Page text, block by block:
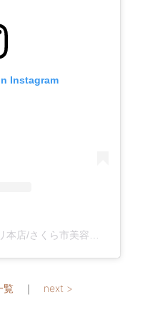
Instagram
覧 ｜ next >